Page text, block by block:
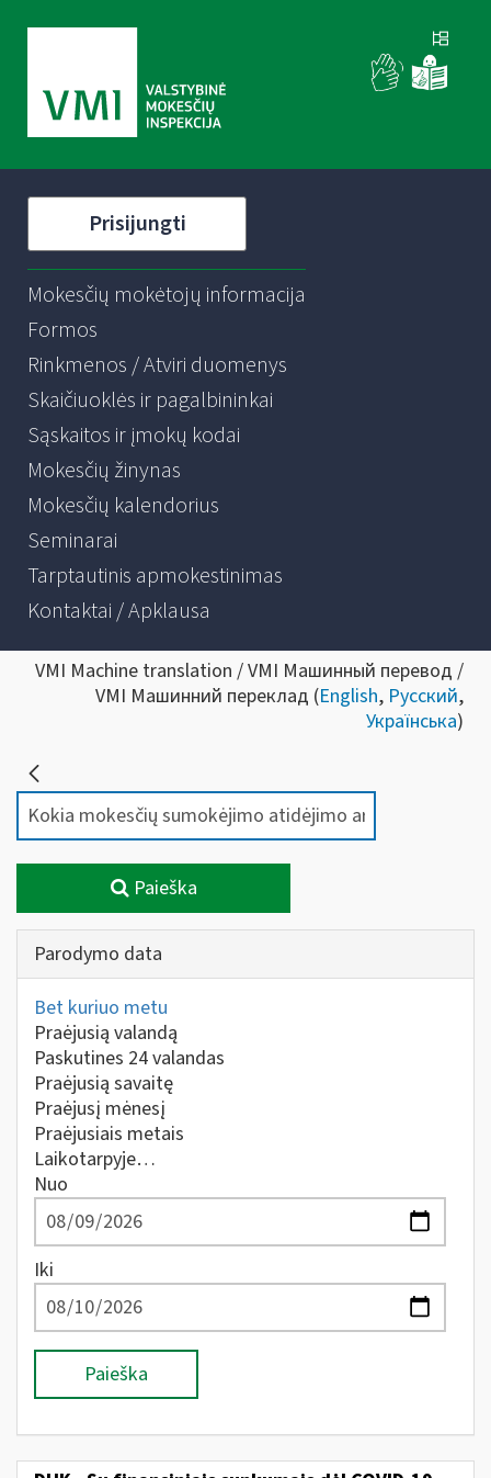
Prisijungti
Mokesčių mokėtojų informacija
Formos
Rinkmenos / Atviri duomenys
Skaičiuoklės ir pagalbininkai
Sąskaitos ir įmokų kodai
Mokesčių žinynas
Mokesčių kalendorius
Seminarai
Tarptautinis apmokestinimas
Kontaktai / Apklausa
VMI Machine translation / VMI Машинный перевод /
VMI Машинний переклад (English, Русский,
Українська)
Paieška
Parodymo data
Bet kuriuo metu
Praėjusią valandą
Paskutines 24 valandas
Praėjusią savaitę
Praėjusį mėnesį
Praėjusiais metais
Laikotarpyje…
Nuo
Iki
Paieška